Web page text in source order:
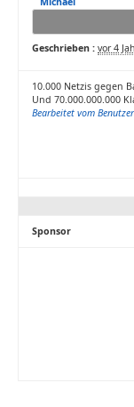
Geschrieben : vor 4
10.000 Netzis gegen
Und 70.000.000.000
Bearbeitet vom Benutzer
Sponsor